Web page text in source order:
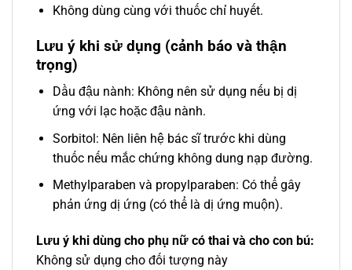
Không dùng cùng với thuốc chỉ huyết.
Lưu ý khi sử dụng (cảnh báo và thận
trọng)
Dầu đậu nành: Không nên sử dụng nếu bị dị
ứng với lạc hoặc đậu nành.
Sorbitol: Nên liên hệ bác sĩ trước khi dùng
thuốc nếu mắc chứng không dung nạp đường.
Methylparaben và propylparaben: Có thể gây
phản ứng dị ứng (có thể là dị ứng muộn).
Lưu ý khi dùng cho phụ nữ có thai và cho con bú:
Không sử dụng cho đối tượng này